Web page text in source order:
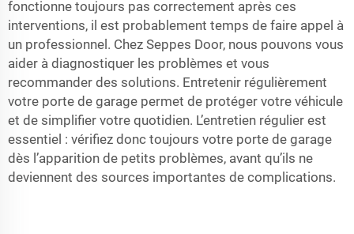
fonctionne toujours pas correctement après ces
interventions, il est probablement temps de faire appel à
un professionnel. Chez Seppes Door, nous pouvons vous
aider à diagnostiquer les problèmes et vous
recommander des solutions. Entretenir régulièrement
votre porte de garage permet de protéger votre véhicule
et de simplifier votre quotidien. L’entretien régulier est
essentiel : vérifiez donc toujours votre porte de garage
dès l’apparition de petits problèmes, avant qu’ils ne
deviennent des sources importantes de complications.